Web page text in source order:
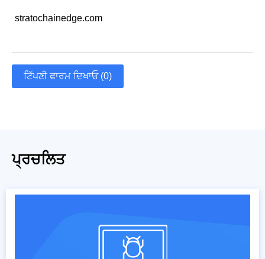
stratochainedge.com
ਟਿੱਪਣੀ ਫਾਰਮ ਦਿਖਾਓ (0)
ਪ੍ਰਚਲਿਤ